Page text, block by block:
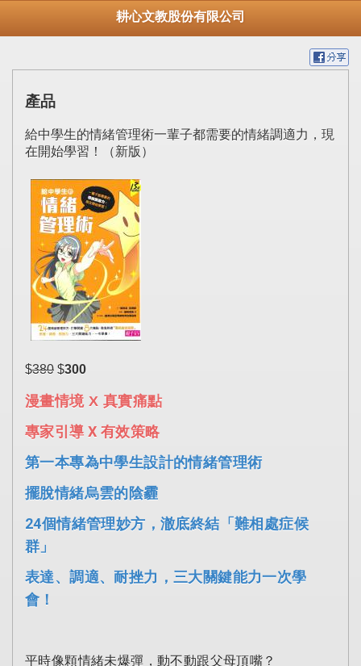
耕心文教股份有限公司
產品
給中學生的情緒管理術一輩子都需要的情緒調適力，現
在開始學習！（新版）
$380 $300
漫畫情境 X 真實痛點
專家引導 X 有效策略
第一本專為中學生設計的情緒管理術
擺脫情緒烏雲的陰霾
24個情緒管理妙方，澈底終結「難相處症候
群」
表達、調適、耐挫力，三大關鍵能力一次學
會！
平時像顆情緒未爆彈，動不動跟父母頂嘴？